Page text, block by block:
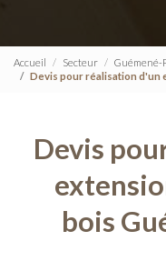
Accueil Secteur
Guémené-
Devis pour réalisation d'un
Devis
bois